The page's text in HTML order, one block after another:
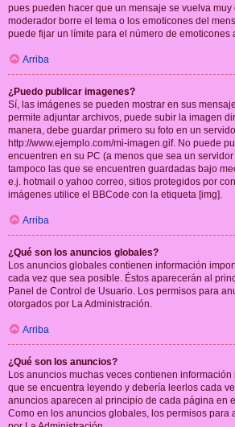
pues pueden hacer que un mensaje se vuelva muy
moderador borre el tema o los emoticones del
puede fijar un límite para el número de emoticones
Arriba
¿Puedo publicar imagenes?
Sí, las imágenes se pueden mostrar en sus
permite adjuntar archivos, puede subir la imagen
manera, debe guardar primero su foto en un
http://www.ejemplo.com/mi-imagen.gif. No puede
encuentren en su PC (a menos que sea un
tampoco las que se encuentren guardadas bajo
e.j. hotmail o yahoo correo, sitios protegidos por
imágenes utilice el BBCode con la etiqueta [img].
Arriba
¿Qué son los anuncios globales?
Los anuncios globales contienen información
cada vez que sea posible. Éstos aparecerán al
Panel de Control de Usuario. Los permisos para
otorgados por La Administración.
Arriba
¿Qué son los anuncios?
Los anuncios muchas veces contienen
que se encuentra leyendo y debería leerlos cada
anuncios aparecen al principio de cada página en
Como en los anuncios globales, los permisos para